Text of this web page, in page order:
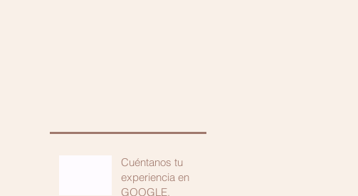
Cuéntanos tu
experiencia en
GOOGLE.